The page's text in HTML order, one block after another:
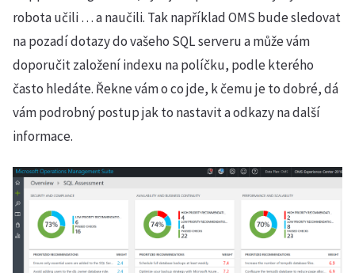
robota učili … a naučili. Tak například OMS bude sledovat
na pozadí dotazy do vašeho SQL serveru a může vám
doporučit založení indexu na políčku, podle kterého
často hledáte. Řekne vám o co jde, k čemu je to dobré, dá
vám podrobný postup jak to nastavit a odkazy na další
informace.